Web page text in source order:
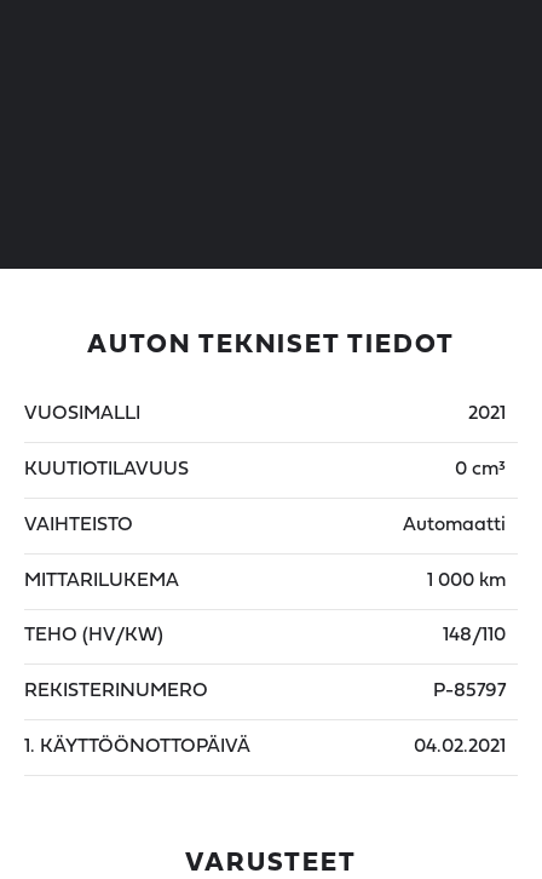
AUTON TEKNISET TIEDOT
VUOSIMALLI 2021
KUUTIOTILAVUUS 0 cm³
VAIHTEISTO Automaatti
MITTARILUKEMA 1 000 km
TEHO (HV/KW) 148/110
REKISTERINUMERO P-85797
1. KÄYTTÖÖNOTTOPÄIVÄ 04.02.2021
VARUSTEET